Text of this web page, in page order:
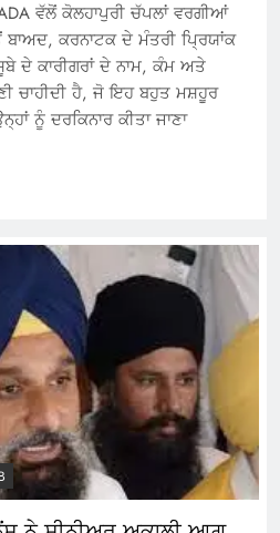
ਵੱਲੋਂ ਕੋਲਹਾਪੁਰੀ ਚੱਪਲਾਂ ਵਰਗੀਆਂ
ਬਾਅਦ, ਕਰਨਾਟਕ ਦੇ ਮੰਤਰੀ ਪ੍ਰਿਯਾਂਕ
ਦੇ ਕਾਰੀਗਰਾਂ ਦੇ ਨਾਮ, ਕੰਮ ਅਤੇ
ਚਾਹੀਦੀ ਹੈ, ਜੋ ਇਹ ਬਹੁਤ ਮਸ਼ਹੂਰ
ਨੂੰ ਦਰਕਿਨਾਰ ਕੀਤਾ ਜਾਣਾ